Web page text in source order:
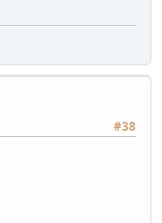
#38